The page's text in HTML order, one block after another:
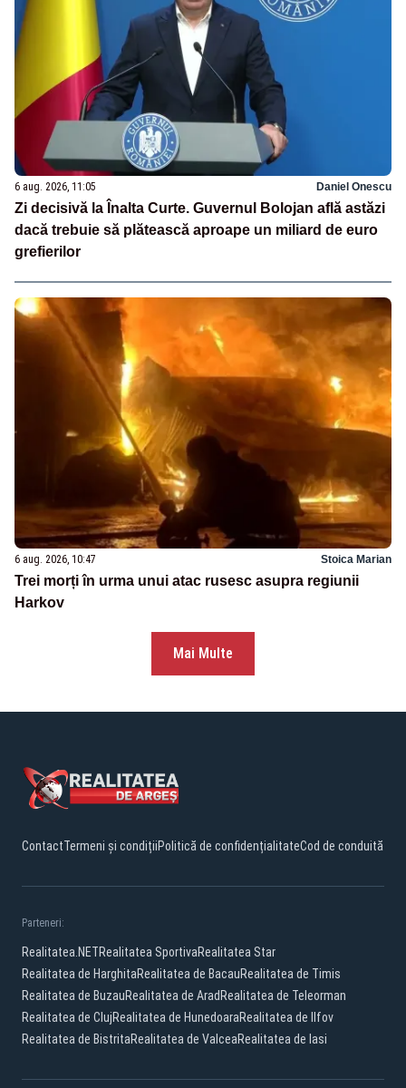
6 aug. 2026, 11:05 Daniel Onescu
Zi decisivă la Înalta Curte. Guvernul Bolojan află astăzi
dacă trebuie să plătească aproape un miliard de euro
grefierilor
6 aug. 2026, 10:47 Stoica Marian
Trei morți în urma unui atac rusesc asupra regiunii
Harkov
Mai Multe
ContactTermeni și condițiiPolitică de confidențialitateCod de conduită
Parteneri:
Realitatea.NETRealitatea SportivaRealitatea Star
Realitatea de HarghitaRealitatea de BacauRealitatea de Timis
Realitatea de BuzauRealitatea de AradRealitatea de Teleorman
Realitatea de ClujRealitatea de HunedoaraRealitatea de Ilfov
Realitatea de BistritaRealitatea de ValceaRealitatea de Iasi